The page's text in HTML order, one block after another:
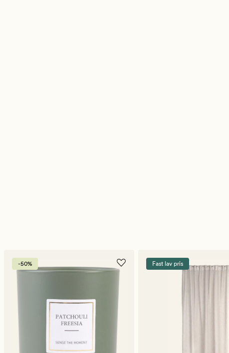
-50% Fast lav pris